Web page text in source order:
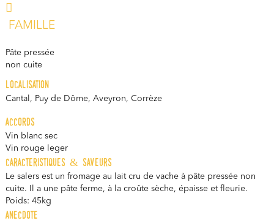
FAMILLE
Pâte pressée
non cuite
localisation
Cantal, Puy de Dôme, Aveyron, Corrèze
accords
Vin blanc sec
Vin rouge leger
caracteristiques & saveurs
Le salers est un fromage au lait cru de vache à pâte pressée non
cuite. Il a une pâte ferme, à la croûte sèche, épaisse et fleurie.
Poids: 45kg
anecdote